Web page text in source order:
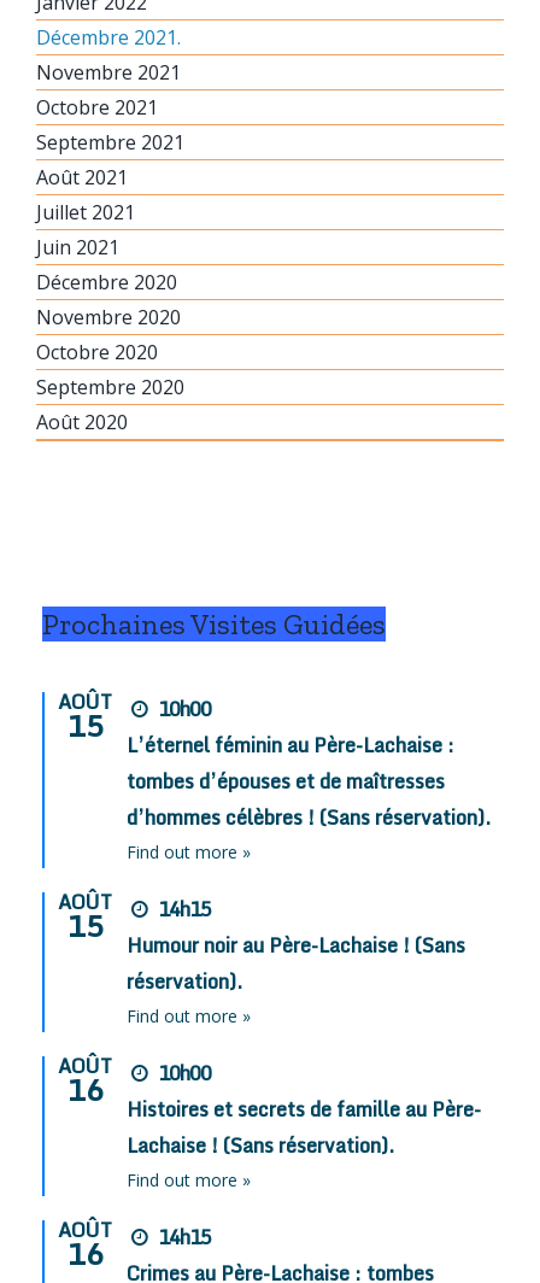
Décembre 2021.
Novembre 2021
Octobre 2021
Septembre 2021
Août 2021
Juillet 2021
Juin 2021
Décembre 2020
Novembre 2020
Octobre 2020
Septembre 2020
Août 2020
Prochaines Visites Guidées
AOÛT
15
10h00
L’éternel féminin au Père-Lachaise :
tombes d’épouses et de maîtresses
d’hommes célèbres ! (Sans réservation).
Find out more »
AOÛT
15
14h15
Humour noir au Père-Lachaise ! (Sans
réservation).
Find out more »
AOÛT
16
10h00
Histoires et secrets de famille au Père-
Lachaise ! (Sans réservation).
Find out more »
AOÛT
16
14h15
Crimes au Père-Lachaise : tombes